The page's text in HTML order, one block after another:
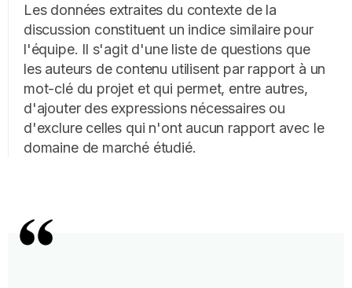
Les données extraites du contexte de la
discussion constituent un indice similaire pour
l'équipe. Il s'agit d'une liste de questions que
les auteurs de contenu utilisent par rapport à un
mot-clé du projet et qui permet, entre autres,
d'ajouter des expressions nécessaires ou
d'exclure celles qui n'ont aucun rapport avec le
domaine de marché étudié.